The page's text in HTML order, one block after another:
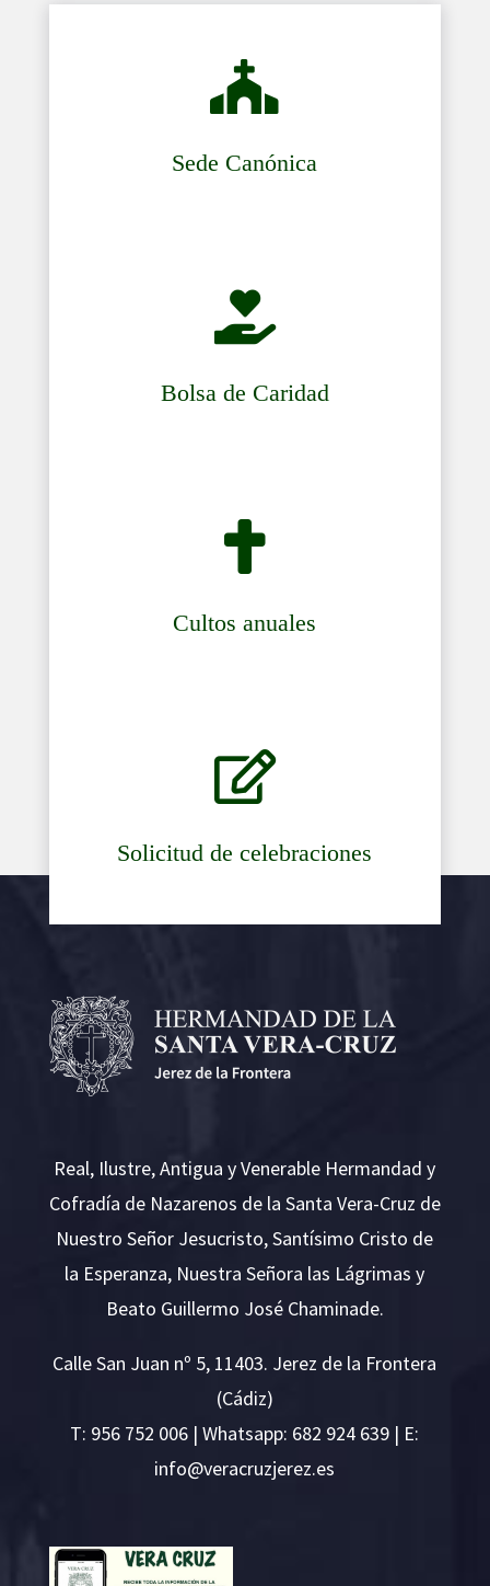

Sede Canónica

Bolsa de Caridad

Cultos anuales

Solicitud de celebraciones
Real, Ilustre, Antigua y Venerable Hermandad y
Cofradía de Nazarenos de la Santa Vera-Cruz de
Nuestro Señor Jesucristo, Santísimo Cristo de
la Esperanza, Nuestra Señora las Lágrimas y
Beato Guillermo José Chaminade.
Calle San Juan nº 5, 11403. Jerez de la Frontera
(Cádiz)
T: 956 752 006 | Whatsapp: 682 924 639 | E:
se.ze
rejzu
rcare
v@ofn
i